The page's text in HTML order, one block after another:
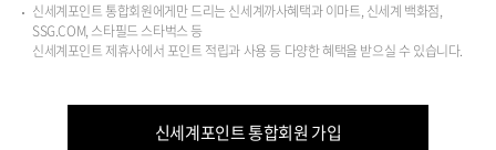
신세계포인트 통합회원에게만 드리는 신세계까사혜택과 이마트, 신세계 백화점,
SSG.COM, 스타필드 스타벅스 등
신세계포인트 제휴사에서 포인트 적립과 사용 등 다양한 혜택을 받으실 수 있습니다.
신세계포인트 통합회원 가입